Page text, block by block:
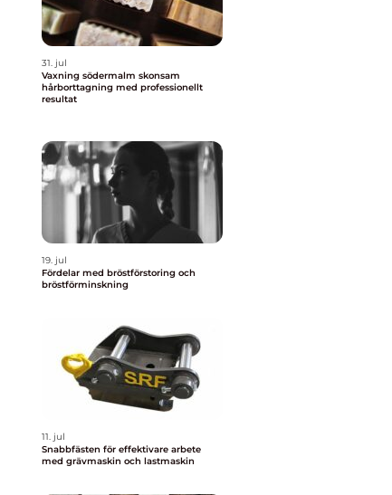
31. jul
Vaxning södermalm skonsam
hårborttagning med professionellt
resultat
19. jul
Fördelar med bröstförstoring och
bröstförminskning
11. jul
Snabbfästen för effektivare arbete
med grävmaskin och lastmaskin